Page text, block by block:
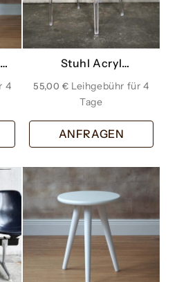
Stuhl Acryl
55,00 €
ANFRAGEN